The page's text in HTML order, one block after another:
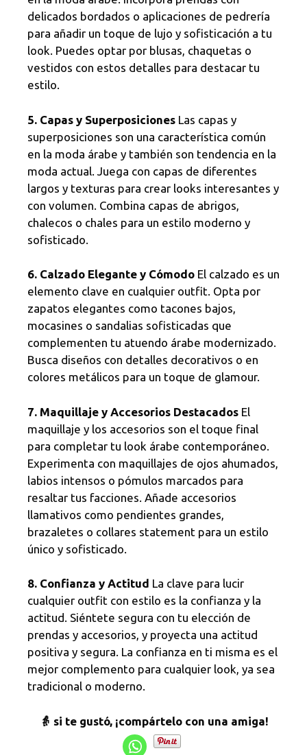
delicados bordados o aplicaciones de pedrería
para añadir un toque de lujo y sofisticación a tu
look. Puedes optar por blusas, chaquetas o
vestidos con estos detalles para destacar tu
estilo.
5. Capas y Superposiciones Las capas y
superposiciones son una característica común
en la moda árabe y también son tendencia en la
moda actual. Juega con capas de diferentes
largos y texturas para crear looks interesantes y
con volumen. Combina capas de abrigos,
chalecos o chales para un estilo moderno y
sofisticado.
6. Calzado Elegante y Cómodo El calzado es un
elemento clave en cualquier outfit. Opta por
zapatos elegantes como tacones bajos,
mocasines o sandalias sofisticadas que
complementen tu atuendo árabe modernizado.
Busca diseños con detalles decorativos o en
colores metálicos para un toque de glamour.
7. Maquillaje y Accesorios Destacados El
maquillaje y los accesorios son el toque final
para completar tu look árabe contemporáneo.
Experimenta con maquillajes de ojos ahumados,
labios intensos o pómulos marcados para
resaltar tus facciones. Añade accesorios
llamativos como pendientes grandes,
brazaletes o collares statement para un estilo
único y sofisticado.
8. Confianza y Actitud La clave para lucir
cualquier outfit con estilo es la confianza y la
actitud. Siéntete segura con tu elección de
prendas y accesorios, y proyecta una actitud
positiva y segura. La confianza en ti misma es el
mejor complemento para cualquier look, ya sea
tradicional o moderno.
👵 si te gustó, ¡compártelo con una amiga!